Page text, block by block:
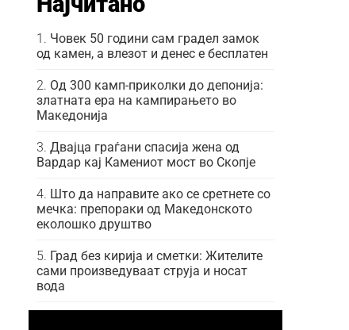
Човек 50 години сам градел замок
од камен, а влезот и денес е бесплатен
Од 300 камп-приколки до депонија:
златната ера на кампирањето во
Македонија
Двајца граѓани спасија жена од
Вардар кај Камениот мост во Скопје
Што да направите ако се сретнете со
мечка: препораки од Македонското
еколошко друштво
Град без кирија и сметки: Жителите
сами произведуваат струја и носат
вода